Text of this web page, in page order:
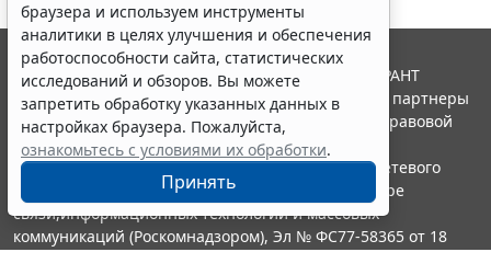
браузера и используем инструменты
аналитики в целях улучшения и обеспечения
работоспособности сайта, статистических
исследований и обзоров. Вы можете
запретить обработку указанных данных в
настройках браузера. Пожалуйста,
ознакомьтесь с условиями их обработки.
Принять
© ООО "НПП "ГАРАНТ-СЕРВИС", 2026. Система ГАРАНТ
выпускается с 1990 года. Компания "Гарант" и ее партнеры
являются участниками Российской ассоциации правовой
информации ГАРАНТ.
Портал ГАРАНТ.РУ зарегистрирован в качестве сетевого
издания Федеральной службой по надзору в сфере
связи,информационных технологий и массовых
коммуникаций (Роскомнадзором), Эл № ФС77-58365 от 18